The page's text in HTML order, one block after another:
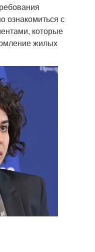
ознакомиться с
которые
жилых